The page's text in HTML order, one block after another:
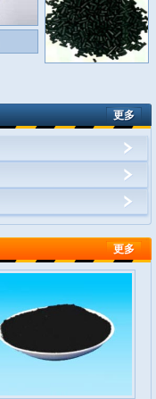
更多
更多